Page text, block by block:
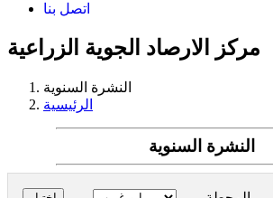
اتصل بنا
مركز الارصاد الجوية الزراعية
النشرة السنوية
الرئيسية
النشرة السنوية